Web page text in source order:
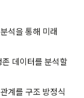
석을 통해 미래
데이터를 분석할
계를 구조 방정식